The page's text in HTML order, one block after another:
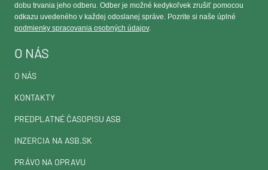
O NÁS
O NÁS
KONTAKTY
PREDPLATNÉ ČASOPISU ASB
INZERCIA NA ASB.SK
PRÁVO NA OPRAVU
dobu trvania jeho odberu. Odber je možné kedykoľvek zrušiť pomocou
odkazu uvedeného v každej odoslanej správe. Pozrite si naše úplné
podmienky spracovania osobných údajov.